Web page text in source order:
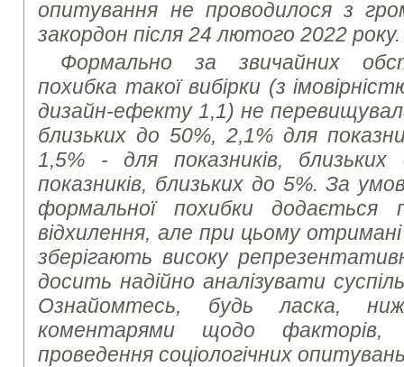
опитування не проводилося з
закордон після 24 лютого 2022 року.
Формально за звичайних
похибка такої вибірки (з
дизайн-ефекту 1,1) не
близьких до 50%, 2,1% для
1,5% - для показників,
показників, близьких до 5%. За
формальної похибки додається
відхилення, але при цьому
зберігають високу
досить надійно аналізувати
Ознайомтесь, будь ласка,
коментарями щодо
проведення соціологічних